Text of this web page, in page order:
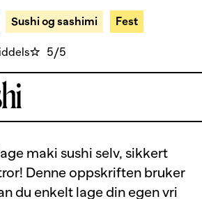
Sushi og sashimi Fest
5/5
maki sushi selv, sikkert
Denne oppskriften bruker
du enkelt lage din egen vri